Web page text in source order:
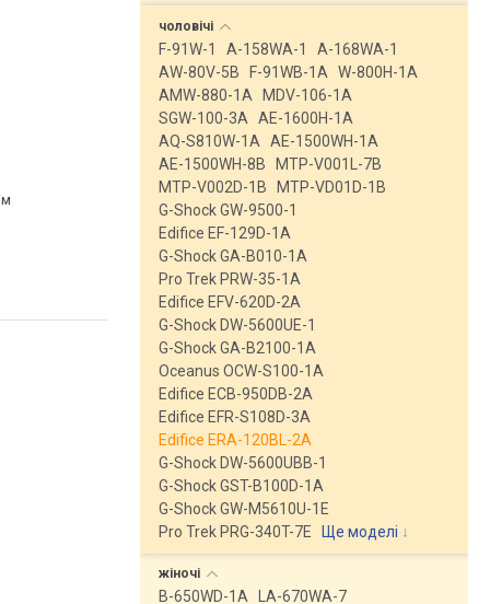
чоловічі
F-91W-1 A-158WA-1
A-168WA-1
AW-80V-5B
F-91WB-1A
W-800H-1A
AMW-880-1A
MDV-106-1A
SGW-100-3A
AE-1600H-1A
AQ-S810W-1A
AE-1500WH-1A
AE-1500WH-8B
MTP-V001L-7B
MTP-V002D-1B
MTP-VD01D-1B
G-Shock GW-9500-1
Edifice EF-129D-1A
G-Shock GA-B010-1A
Pro Trek PRW-35-1A
Edifice EFV-620D-2A
G-Shock DW-5600UE-1
G-Shock GA-B2100-1A
Oceanus OCW-S100-1A
Edifice ECB-950DB-2A
Edifice EFR-S108D-3A
Edifice ERA-120BL-2A
G-Shock DW-5600UBB-1
G-Shock GST-B100D-1A
G-Shock GW-M5610U-1E
Pro Trek PRG-340T-7E
Ще моделі ↓
жіночі
B-650WD-1A
LA-670WA-7